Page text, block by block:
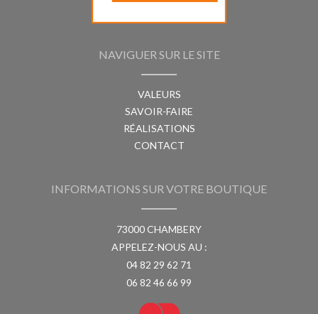
NAVIGUER SUR LE SITE
VALEURS
SAVOIR-FAIRE
RÉALISATIONS
CONTACT
INFORMATIONS SUR VOTRE BOUTIQUE
73000 CHAMBERY
APPELEZ-NOUS AU :
04 82 29 62 71
06 82 46 66 99